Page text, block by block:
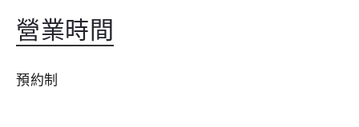
營業時間
預約制